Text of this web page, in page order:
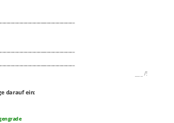
/5P
darauf ein: